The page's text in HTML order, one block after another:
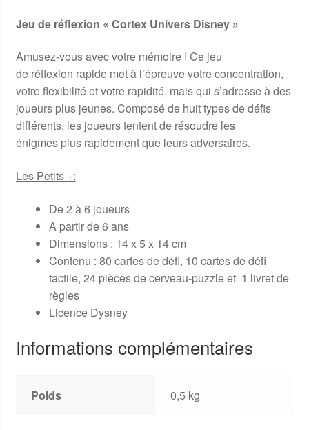
Jeu de réflexion « Cortex Univers Disney »
Amusez-vous avec votre mémoire ! Ce jeu
de réflexion rapide met à l’épreuve votre concentration,
votre flexibilité et votre rapidité, mais qui s’adresse à des
joueurs plus jeunes. Composé de huit types de défis
différents, les joueurs tentent de résoudre les
énigmes plus rapidement que leurs adversaires.
Les Petits +:
De 2 à 6 joueurs
A partir de 6 ans
Dimensions : 14 x 5 x 14 cm
Contenu : 80 cartes de défi, 10 cartes de défi
tactile, 24 pièces de cerveau-puzzle et 1 livret de
règles
Licence Dysney
Informations complémentaires
Poids 0,5 kg